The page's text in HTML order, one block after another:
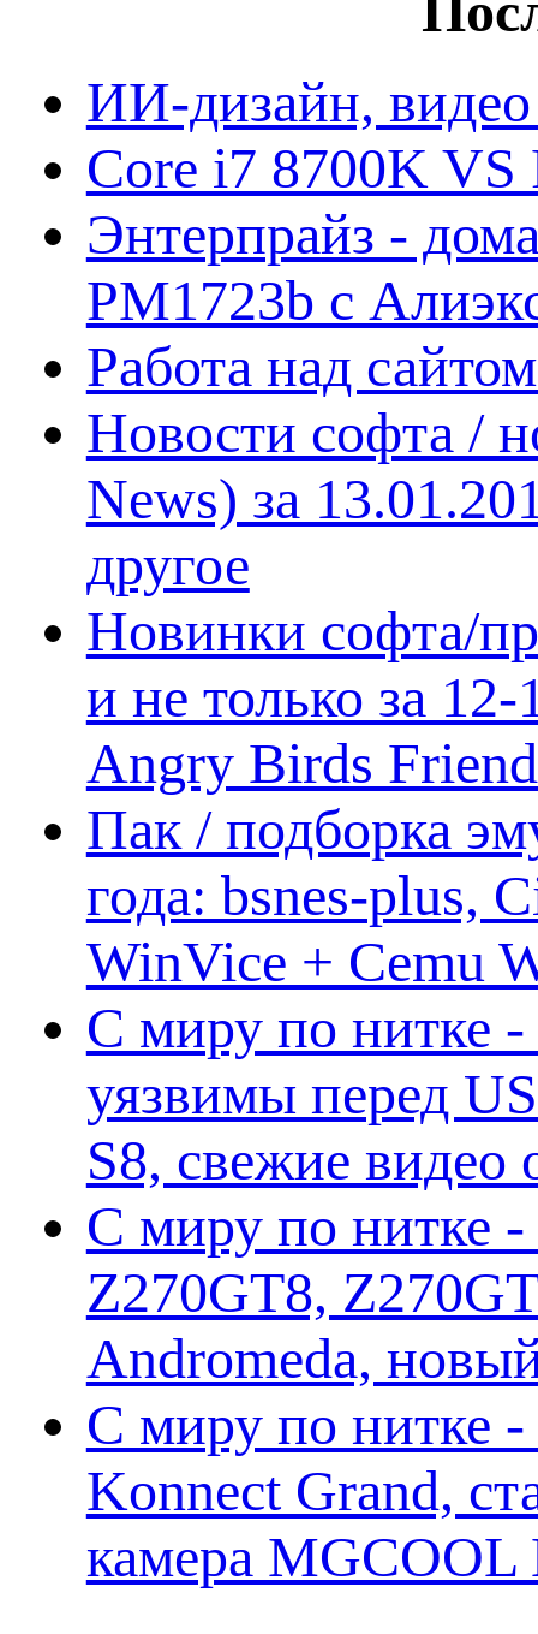
ИИ-дизайн,
Core i7 8700K VS
Энтерпрайз -
PM1723b с
Работа над
Новости софта /
News) за
другое
Новинки софта/
и не только за
Angry Birds
Пак / подборка
года: bsnes-plus,
WinVice + Cemu
С миру по нитке
уязвимы перед
S8, свежие
С миру по нитке -
Z270GT8,
Andromeda,
С миру по нитке -
Konnect Grand,
камера MGCOOL